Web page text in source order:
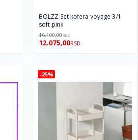
BOLZZ Set kofera voyage 3/1
soft pink
16.100,00RSD
12.075,00RSD
-25%